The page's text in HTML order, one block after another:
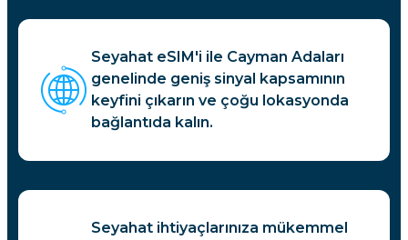
Seyahat eSIM'i ile Cayman Adaları
genelinde geniş sinyal kapsamının
keyfini çıkarın ve çoğu lokasyonda
bağlantıda kalın.
Seyahat ihtiyaçlarınıza mükemmel